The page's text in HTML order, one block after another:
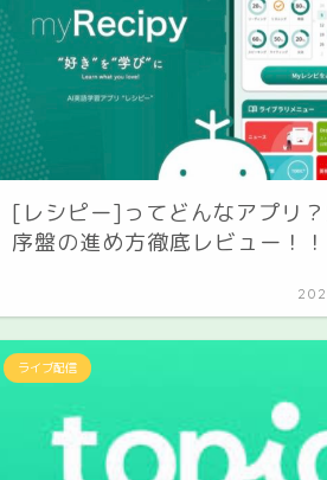
[レシピー]ってどんなアプリ？
序盤の進め方徹底レビュー！！
ライブ配信